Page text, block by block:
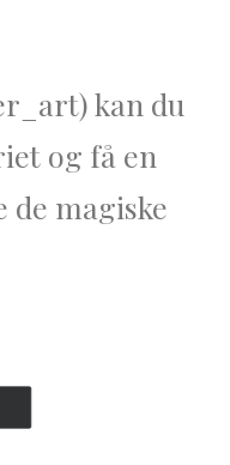
kan du
og få en
de magiske